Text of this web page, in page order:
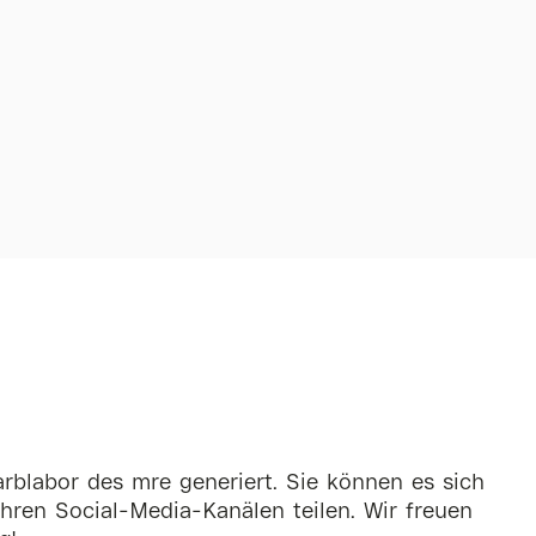
des mre generiert. Sie können es sich
Social-Media-Kanälen teilen. Wir freuen